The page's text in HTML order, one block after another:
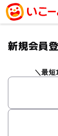
新規会員
最短